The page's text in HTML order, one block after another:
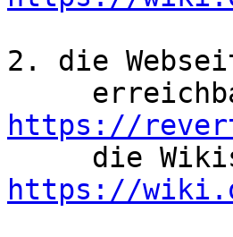
2. die
https://
https://